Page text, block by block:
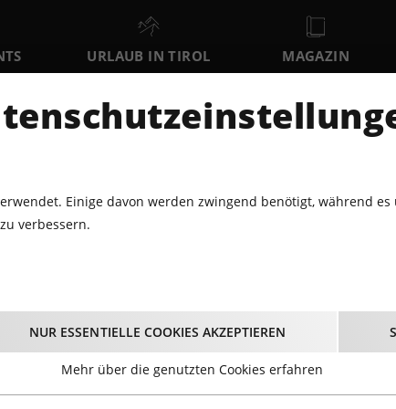
URLAUB IN TIROL MAGAZIN
SO MO DI 12
Sunset im
13.08.2026 - Beginn 18:00 Uhr
Einige davon werden zwingend benötigt, während
verbessern.
NUR ESSENTIELLE COOKIES AKZEPTIEREN
Mehr über die genutzten Cookies erfahren